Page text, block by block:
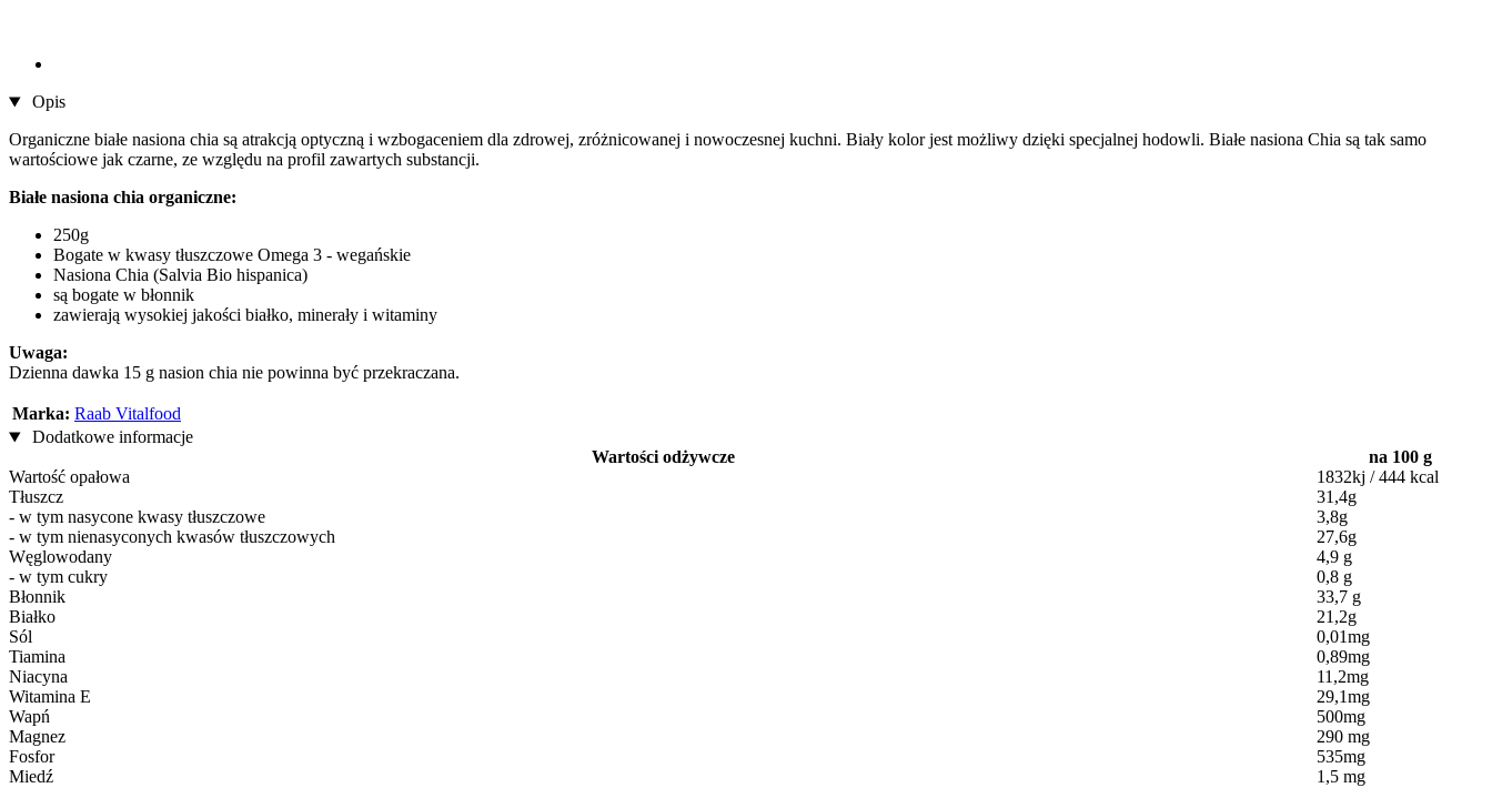
Opis
Organiczne białe nasiona chia są atrakcją optyczną i wzbogaceniem dla zdrowej, zróżnicowanej i nowoczesnej kuchni. Biały kolor jest możliwy dzięki specjalnej hodowli. Białe nasiona Chia są tak samo
wartościowe jak czarne, ze względu na profil zawartych substancji.
Białe nasiona chia organiczne:
250g
Bogate w kwasy tłuszczowe Omega 3 - wegańskie
Nasiona Chia (Salvia Bio hispanica)
są bogate w błonnik
zawierają wysokiej jakości białko, minerały i witaminy
Uwaga:
Dzienna dawka 15 g nasion chia nie powinna być przekraczana.
Marka: Raab Vitalfood
Dodatkowe informacje
Wartości odżywcze
na 100 g
Wartość opałowa
1832kj / 444 kcal
Tłuszcz
31,4g
- w tym nasycone kwasy tłuszczowe
3,8g
- w tym nienasyconych kwasów tłuszczowych
27,6g
Węglowodany
4,9 g
- w tym cukry
0,8 g
Błonnik
33,7 g
Białko
21,2g
Sól
0,01mg
Tiamina
0,89mg
Niacyna
11,2mg
Witamina E
29,1mg
Wapń
500mg
Magnez
290 mg
Fosfor
535mg
Miedź
1,5 mg